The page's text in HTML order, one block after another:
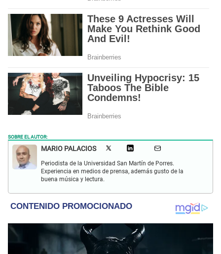
SOBRE EL AUTOR:
MARIO PALACIOS
Periodista de la Universidad San Martín de Porres.
Experiencia en medios de prensa, además gusto de la
buena música y lectura.